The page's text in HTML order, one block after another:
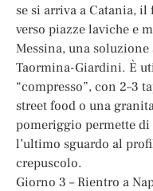
se si arriva a Catania,
verso piazze laviche e
Messina, una
Taormina-Giardini. È
“compresso”, con 2–3
street food o una
pomeriggio permette
l’ultimo sguardo al
crepuscolo.
Giorno 3 – Rientro a